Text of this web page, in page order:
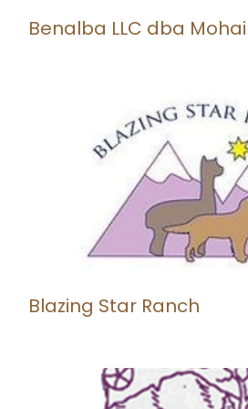
Benalba LLC dba
Blazing Star Ranch